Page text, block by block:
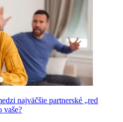
najväčšie partnerské „red
vaše?